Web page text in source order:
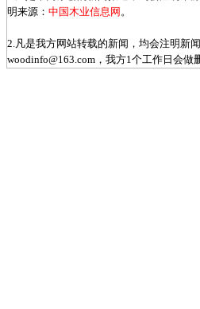
明来源： 中国木业信息网 。
2.凡是我方网站转载的新闻，均会注明新
woodinfo@163.com，我方1个工作日会做